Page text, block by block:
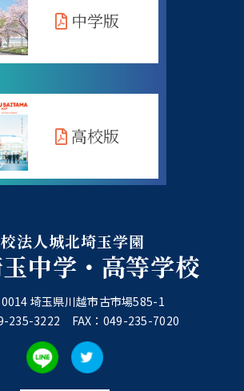
法人城北埼玉学園
中学・高等学校
埼玉県川越市古市場585-1
235-3222 FAX：049-235-7020
中学版
高校版